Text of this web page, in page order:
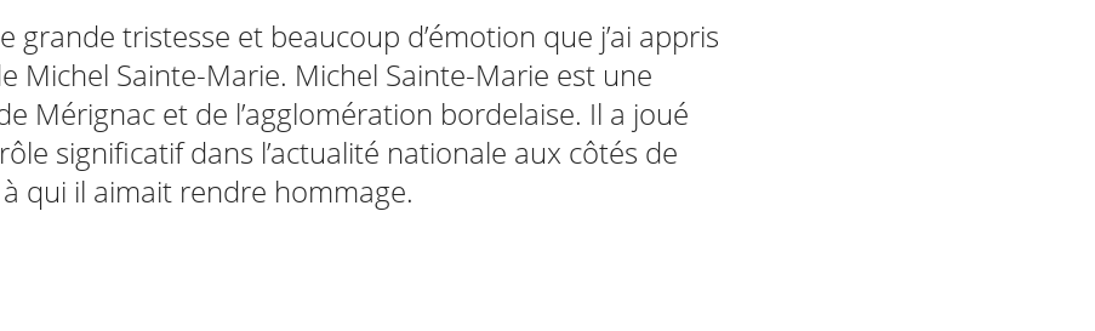
grande tristesse et beaucoup d’émotion que j’ai appris
Michel Sainte-Marie. Michel Sainte-Marie est une
Mérignac et de l’agglomération bordelaise. Il a joué
significatif dans l’actualité nationale aux côtés de
qui il aimait rendre hommage.